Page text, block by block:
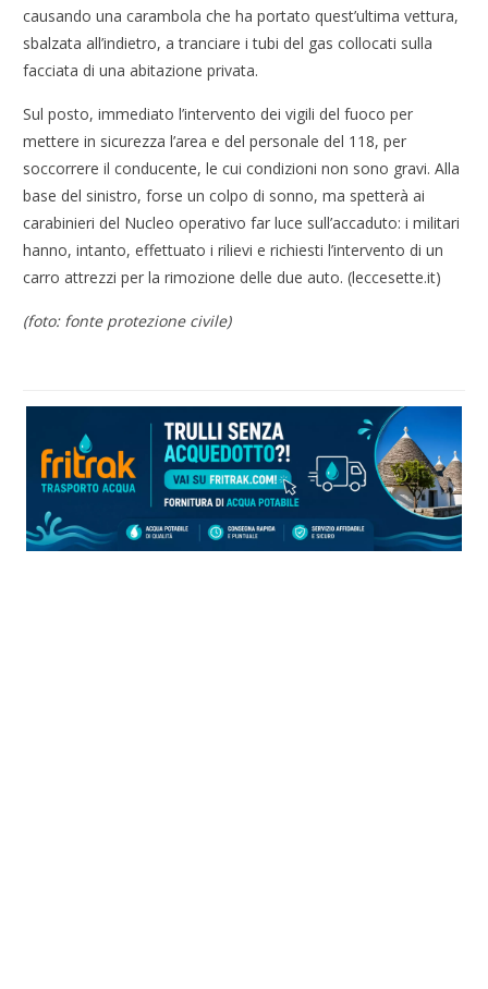
causando una carambola che ha portato quest’ultima vettura,
sbalzata all’indietro, a tranciare i tubi del gas collocati sulla
facciata di una abitazione privata.
Sul posto, immediato l’intervento dei vigili del fuoco per
mettere in sicurezza l’area e del personale del 118, per
soccorrere il conducente, le cui condizioni non sono gravi. Alla
base del sinistro, forse un colpo di sonno, ma spetterà ai
carabinieri del Nucleo operativo far luce sull’accaduto: i militari
hanno, intanto, effettuato i rilievi e richiesti l’intervento di un
carro attrezzi per la rimozione delle due auto. (leccesette.it)
(foto: fonte protezione civile)